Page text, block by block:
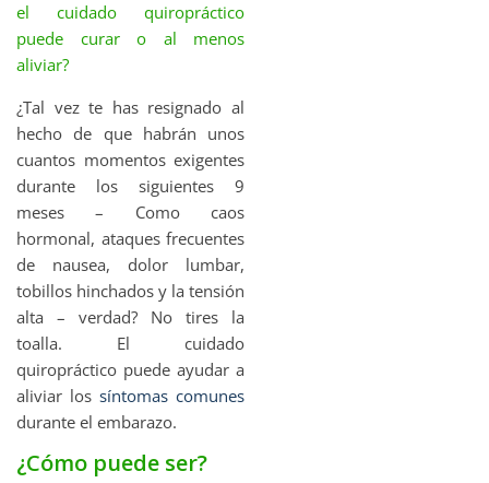
el cuidado quiropráctico
puede curar o al menos
aliviar?
¿Tal vez te has resignado al
hecho de que habrán unos
cuantos momentos exigentes
durante los siguientes 9
meses – Como caos
hormonal, ataques frecuentes
de nausea, dolor lumbar,
tobillos hinchados y la tensión
alta – verdad? No tires la
toalla. El cuidado
quiropráctico puede ayudar a
aliviar los síntomas comunes
durante el embarazo.
¿Cómo puede ser?